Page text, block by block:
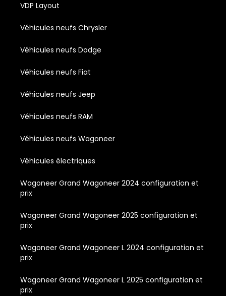
VDP Layout
Véhicules neufs Chrysler
Véhicules neufs Dodge
Véhicules neufs Fiat
Véhicules neufs Jeep
Véhicules neufs RAM
Véhicules neufs Wagoneer
Véhicules électriques
Wagoneer Grand Wagoneer 2024 configuration et
prix
Wagoneer Grand Wagoneer 2025 configuration et
prix
Wagoneer Grand Wagoneer L 2024 configuration et
prix
Wagoneer Grand Wagoneer L 2025 configuration et
prix